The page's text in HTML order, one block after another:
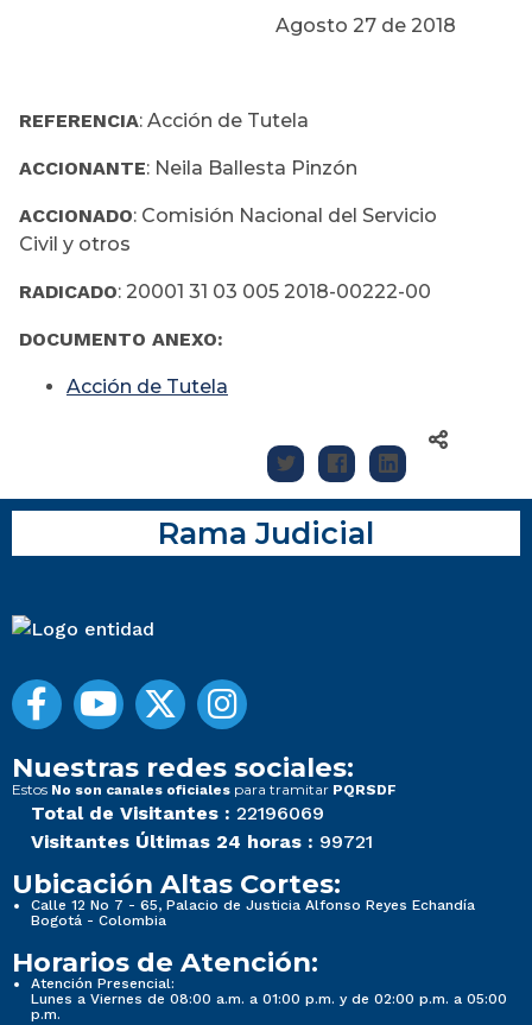
Agosto 27 de 2018
REFERENCIA: Acción de Tutela
ACCIONANTE: Neila Ballesta Pinzón
ACCIONADO: Comisión Nacional del Servicio
Civil y otros
RADICADO: 20001 31 03 005 2018-00222-00
DOCUMENTO ANEXO:
Acción de Tutela
Rama Judicial
Nuestras redes sociales:
Estos No son canales oficiales para tramitar PQRSDF
Total de Visitantes : 22196069
Visitantes Últimas 24 horas : 99721
Ubicación Altas Cortes:
Calle 12 No 7 - 65, Palacio de Justicia Alfonso Reyes Echandía
Bogotá - Colombia
Horarios de Atención:
Atención Presencial:
Lunes a Viernes de 08:00 a.m. a 01:00 p.m. y de 02:00 p.m. a 05:00
p.m.